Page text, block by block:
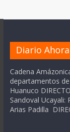
Diario Ahora
Cadena
departamentos
Huanuco
Sandoval Ucayali:
Arias Padilla